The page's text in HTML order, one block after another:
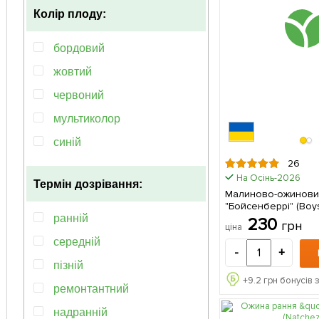
Колір плоду:
бордовий
жовтий
червоний
мультиколор
синій
фіолетовий
чорний
Термін дозрівання:
ранній
середній
пізній
ремонтантний
надранній
26
На Осінь-2026
Малиново-
"Бойсенберрі"
(ремонтантний
кращих гібридів) (Кореневище) 1
шт в упаковці
ціна 230 грн
- +
+9.2 грн бонусів